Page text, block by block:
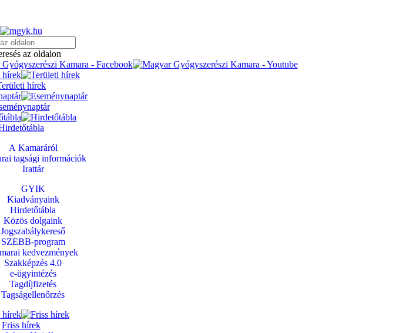
hírek
A Kamaráról
tagsági információk
Irattár
GYIK
Kiadványaink
Hirdetőtábla
Közös dolgaink
Jogszabálykereső
SZEBB-program
kedvezmények
Szakképzés 4.0
e-ügyintézés
Tagdíjfizetés
Tagságellenőrzés
Friss hírek